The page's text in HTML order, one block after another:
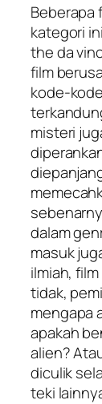
Beberapa
kategori
the da
film
kode-
misteri
dalam
masuk
ilmiah,
tidak,
mengapa
apakah
alien?
diculik
teki